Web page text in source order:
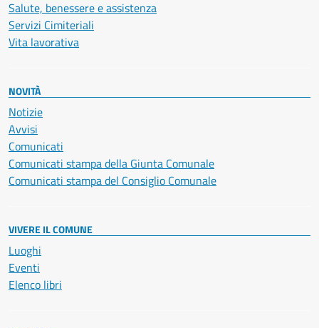
Salute, benessere e assistenza
Servizi Cimiteriali
Vita lavorativa
NOVITÀ
Notizie
Avvisi
Comunicati
Comunicati stampa della Giunta Comunale
Comunicati stampa del Consiglio Comunale
VIVERE IL COMUNE
Luoghi
Eventi
Elenco libri